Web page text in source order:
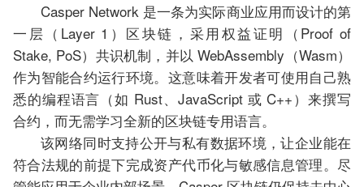
Casper Network 是一条为实际商业应用而设计的第
一层（Layer 1）区块链，采用权益证明（Proof of
Stake, PoS）共识机制，并以 WebAssembly（Wasm）
作为智能合约运行环境。这意味着开发者可使用自己熟
悉的编程语言（如 Rust、JavaScript 或 C++）来撰写
合约，而无需学习全新的区块链专用语言。
该网络同时支持公开与私有数据环境，让企业能在
符合法规的前提下完成资产代币化与敏感信息管理。尽